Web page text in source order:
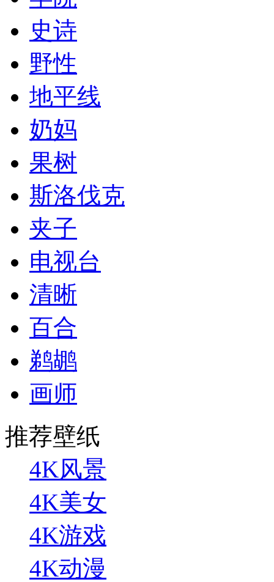
史诗
野性
地平线
奶妈
果树
斯洛伐克
夹子
电视台
清晰
百合
鹈鹕
画师
推荐壁纸
4K风景
4K美女
4K游戏
4K动漫